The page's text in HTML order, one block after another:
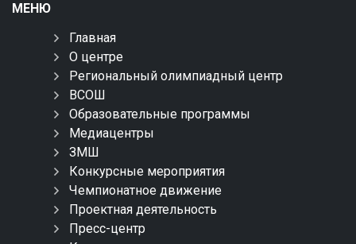
МЕНЮ
Главная
О центре
Региональный олимпиадный центр
ВСОШ
Образовательные программы
Медиацентры
ЗМШ
Конкурсные мероприятия
Чемпионатное движение
Проектная деятельность
Пресс-центр